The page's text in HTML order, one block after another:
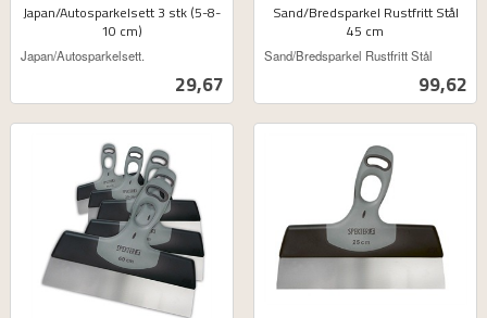
Japan/Autosparkelsett 3 stk (5-8-
10 cm)
Pris
29,67
ekskl.
mva.
Japan/Autosparkelsett.
Sand/Bredsparkel Rustfritt Stål
45 cm
Pris
99,62
ekskl.
Sand/Bredsparkel Rustfritt Stål